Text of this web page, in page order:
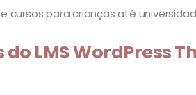
para crianças até
LMS WordPress